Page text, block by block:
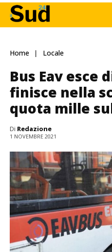
Home Locale
Bus Eav esce
finisce nella
quota mille
Di Redazione
1 NOVEMBRE 2021